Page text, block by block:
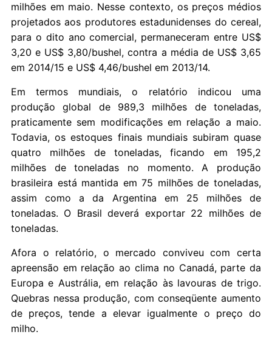
milhões em maio. Nesse contexto, os preços médios
projetados aos produtores estadunidenses do cereal,
para o dito ano comercial, permaneceram entre US$
3,20 e US$ 3,80/bushel, contra a média de US$ 3,65
em 2014/15 e US$ 4,46/bushel em 2013/14.
Em termos mundiais, o relatório indicou uma
produção global de 989,3 milhões de toneladas,
praticamente sem modificações em relação a maio.
Todavia, os estoques finais mundiais subiram quase
quatro milhões de toneladas, ficando em 195,2
milhões de toneladas no momento. A produção
brasileira está mantida em 75 milhões de toneladas,
assim como a da Argentina em 25 milhões de
toneladas. O Brasil deverá exportar 22 milhões de
toneladas.
Afora o relatório, o mercado conviveu com certa
apreensão em relação ao clima no Canadá, parte da
Europa e Austrália, em relação às lavouras de trigo.
Quebras nessa produção, com conseqüente aumento
de preços, tende a elevar igualmente o preço do
milho.